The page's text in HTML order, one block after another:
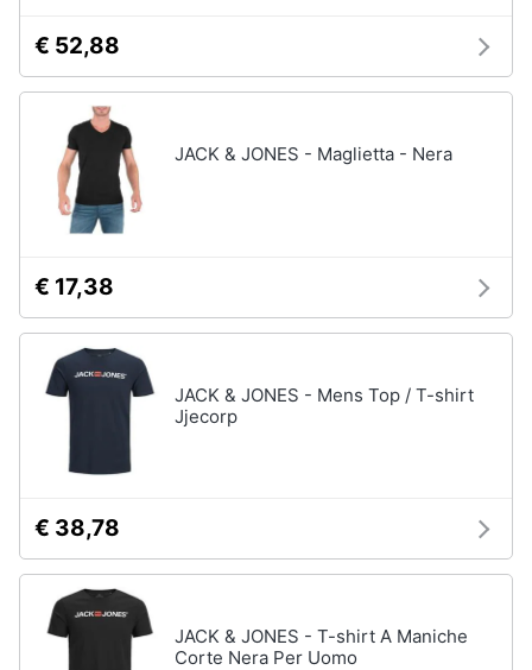
€ 52,88
JACK & JONES - Maglietta - Nera
€ 17,38
JACK & JONES - Mens Top / T-shirt
Jjecorp
€ 38,78
JACK & JONES - T-shirt A Maniche
Corte Nera Per Uomo